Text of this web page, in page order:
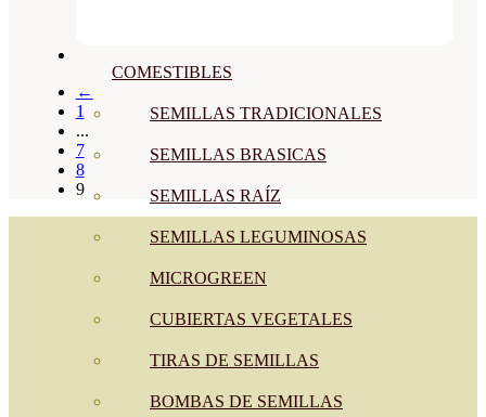
COMESTIBLES
SEMILLAS TRADICIONALES
SEMILLAS BRASICAS
SEMILLAS RAÍZ
SEMILLAS LEGUMINOSAS
MICROGREEN
CUBIERTAS VEGETALES
TIRAS DE SEMILLAS
BOMBAS DE SEMILLAS
←
1
...
7
8
9